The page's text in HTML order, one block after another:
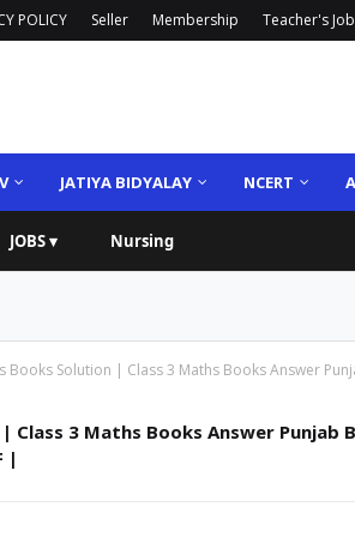
POLICY Seller Membership Teacher's Job
JATIYA BIDYALAY NCERT
JOBS ▾ Nursing
Books Solution | Class 3 Maths Books Answer
Class 3 Maths Books Answer Punjab
|